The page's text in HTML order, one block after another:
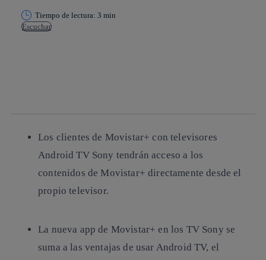
Tiempo de lectura: 3 min
Escuchar
Los clientes de Movistar+ con televisores
Android TV Sony tendrán acceso a los
contenidos de Movistar+ directamente desde el
propio televisor.
La nueva app de Movistar+ en los TV Sony se
suma a las ventajas de usar Android TV, el